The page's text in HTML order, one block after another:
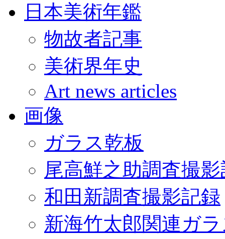
日本美術年鑑
物故者記事
美術界年史
Art news articles
画像
ガラス乾板
尾高鮮之助調査撮
和田新調査撮影記録
新海竹太郎関連ガ